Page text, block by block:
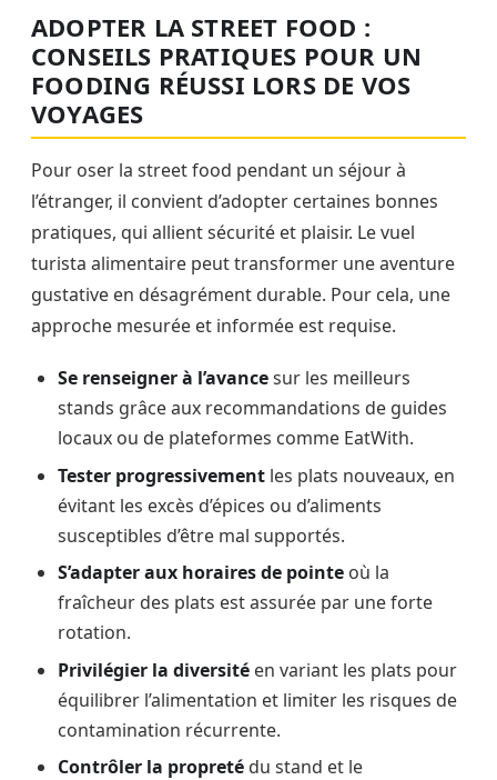
ADOPTER LA STREET FOOD :
CONSEILS PRATIQUES POUR UN
FOODING RÉUSSI LORS DE VOS
VOYAGES
Pour oser la street food pendant un séjour à
l’étranger, il convient d’adopter certaines bonnes
pratiques, qui allient sécurité et plaisir. Le vuel
turista alimentaire peut transformer une aventure
gustative en désagrément durable. Pour cela, une
approche mesurée et informée est requise.
Se renseigner à l’avancesur les meilleurs
stands grâce aux recommandations de guides
locaux ou de plateformes comme EatWith.
Tester progressivement les plats nouveaux, en
évitant les excès d’épices ou d’aliments
susceptibles d’être mal supportés.
S’adapter aux horaires de pointe où la
fraîcheur des plats est assurée par une forte
rotation.
Privilégier la diversité en variant les plats pour
équilibrer l’alimentation et limiter les risques de
contamination récurrente.
Contrôler la propreté du stand et le